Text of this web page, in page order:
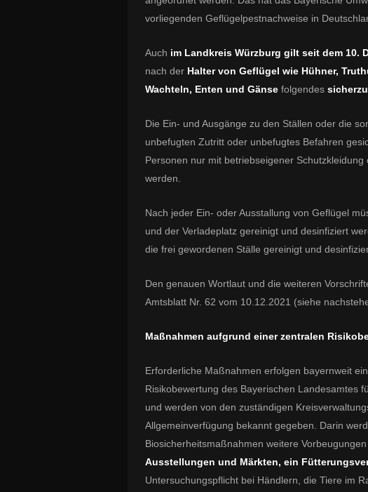
vorliegenden Geflügelpestnachweise in
Auch im Landkreis Würzburg gilt seit dem 10.
nach der Halter von Geflügel wie Hühner,
Wachteln, Enten und Gänse folgendes
Die Ein- und Ausgänge zu den Ställen oder die
unbefugten Zutritt oder unbefugtes Befahren
Personen nur mit betriebseigener
werden.
Nach jeder Ein- oder Ausstallung von Geflügel
und der Verladeplatz gereinigt und desinfiziert
die frei gewordenen Ställe gereinigt und
Den genauen Wortlaut und die weiteren
Amtsblatt Nr. 62 vom 10.12.2021 (siehe
Maßnahmen aufgrund einer zentralen
Erforderliche Maßnahmen erfolgen bayernweit
Risikobewertung des Bayerischen Landesamtes
und werden von den zuständigen
Allgemeinverfügung bekannt gegeben. Darin
Biosicherheitsmaßnahmen weitere
Ausstellungen und Märkten, ein
Untersuchungspflicht bei Händlern, die Tiere im